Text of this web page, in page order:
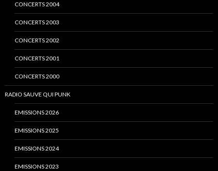
CONCERTS 2004
CONCERTS 2003
CONCERTS 2002
CONCERTS 2001
CONCERTS 2000
RADIO SAUVE QUI PUNK
EMISSIONS 2026
EMISSIONS 2025
EMISSIONS 2024
EMISSIONS 2023